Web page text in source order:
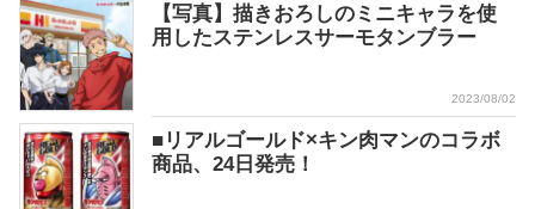
【写真】描きおろしのミニキャラを使
用したステンレスサーモタンブラー
2023/08/02
■リアルゴールド×キン肉マンのコラボ
商品、24日発売！